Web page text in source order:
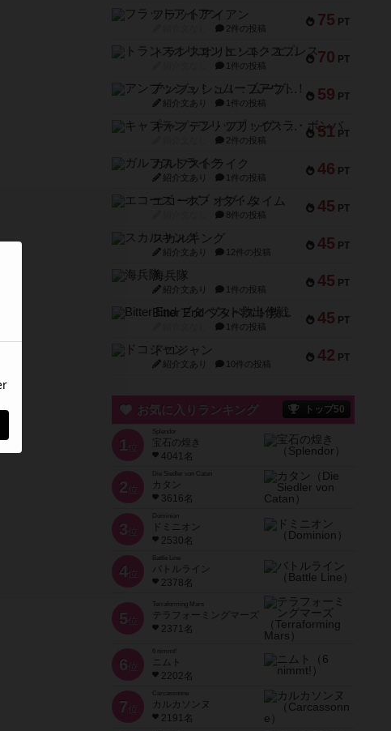
75 PT
フラットアイアン
2件の投稿
70 PT
トランスオリエント・エクスプレス
1件の投稿
59 PT
アンブッシュ！：ムーブアウト！
紹介文あり 1件の投稿
51 PT
キャプテン・フリップ：イスラ・ボンバ
2件の投稿
46 PT
ガルフストライク
紹介文あり 1件の投稿
45 PT
エコーズ・オブ・タイム
8件の投稿
45 PT
スカルキング
紹介文あり 12件の投稿
45 PT
海兵隊
紹介文あり 1件の投稿
45 PT
Bitter End ブタペスト救出作戦
1件の投稿
42 PT
ドコジャン
紹介文あり 10件の投稿
お気に入りランキング トップ50
1位
宝石の煌き
4041名
2位
Die Siedler von Catan
カタン
3616名
3位
Dominion
ドミニオン
2530名
4位
Battle Line
バトルライン
2378名
5位
Terraforming Mars
テラフォーミングマーズ
2371名
6位
6 nimmt!
ニムト
2202名
7位
Carcassonne
カルカソンヌ
2191名